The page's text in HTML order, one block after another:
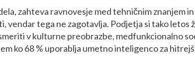
zahteva ravnovesje med tehničnim znanjem
tega ne zagotavlja. Podjetja si tako letos
v kulturne preobrazbe, medfunkcionalno
ko 68 % uporablja umetno inteligenco za